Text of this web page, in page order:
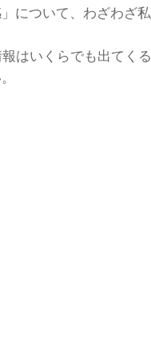
について、わざわざ
はいくらでも出てく